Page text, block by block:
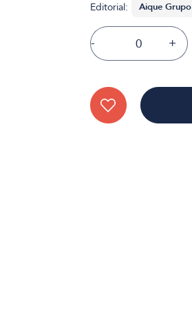
Editorial:
- +